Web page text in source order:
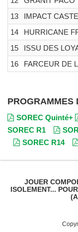
13
IMPACT
14
HURRICANE
15
ISSU DES
16
FARCEUR DE
PROGRAMMES
SOREC Quinté+
SOREC R1
SOREC R14
JOUER
ISOLEMENT...